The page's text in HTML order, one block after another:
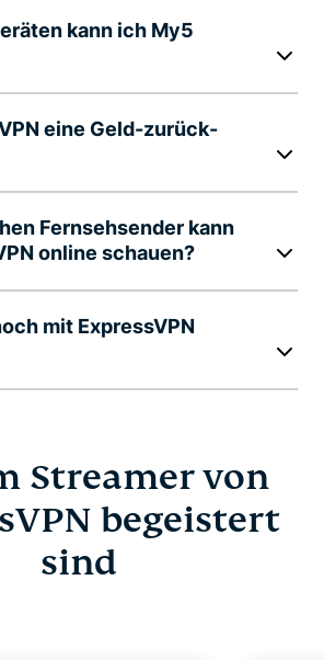
kann ich My5
eine Geld-zurück-
Fernsehsender kann
online schauen?
mit ExpressVPN
Streamer von
begeistert
sind